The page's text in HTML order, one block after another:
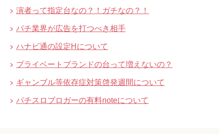
演者って指定台なの？！ガチなの？！
パチ業界が広告を打つべき相手
ハナビ通の設定Hについて
プライベートブランドの台って増えないの？
ギャンブル等依存症対策啓発週間について
パチスロブロガーの有料noteについて